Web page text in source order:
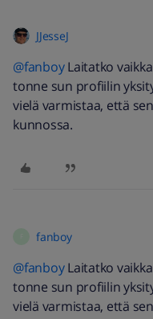
JJesseJ
@fanboyLaitatko
tonne sun profiilin
vielä varmistaa, että
kunnossa.
fanboy
@fanboyLaitatko
tonne sun profiilin
vielä varmistaa, että